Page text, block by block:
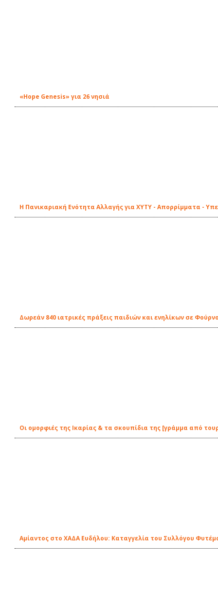
«Hope Genesis» για 26 νησιά
Η Πανικαριακή Ενότητα Αλλαγής για ΧΥΤΥ - Απορρίμματα -
Δωρεάν 840 ιατρικές πράξεις παιδιών και ενηλίκων σε
Οι ομορφιές της Ικαρίας & τα σκουπίδια της [γράμμα από
Αμίαντος στο ΧΑΔΑ Ευδήλου: Καταγγελία του Συλλόγου